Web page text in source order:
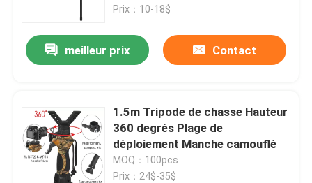
Produits
Vidéos
Prix：10-18$
meilleur prix Contact
1.5m Tripode de chasse Hauteur
360 degrés Plage de
déploiement Manche camouflé
MOQ：100pcs
Prix：24$-35$